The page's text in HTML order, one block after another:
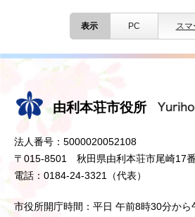
表示 PC ス
由利本荘市役所
法人番号：5000020052108
〒015-8501 秋田県由利本荘市尾崎17
電話：0184-24-3321（代表）
市役所開庁時間：平日 午前8時30分から